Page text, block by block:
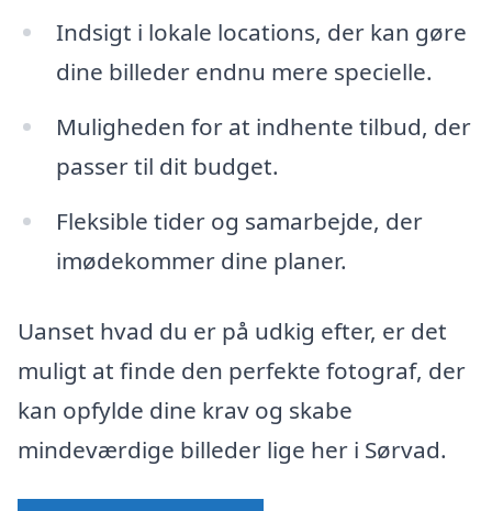
Indsigt i lokale locations, der kan gøre
dine billeder endnu mere specielle.
Muligheden for at indhente tilbud, der
passer til dit budget.
Fleksible tider og samarbejde, der
imødekommer dine planer.
Uanset hvad du er på udkig efter, er det
muligt at finde den perfekte fotograf, der
kan opfylde dine krav og skabe
mindeværdige billeder lige her i Sørvad.